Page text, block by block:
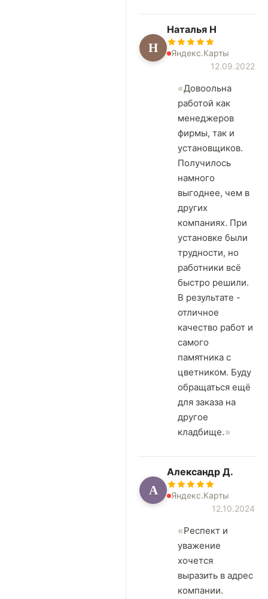
Н
Наталья Н
Яндекс.Карты
12.09.2022
Довоольна
работой как
менеджеров
фирмы, так и
установщиков.
Получилось
намного
выгоднее, чем в
других
компаниях. При
установке были
трудности, но
работники всё
быстро решили.
В результате -
отличное
качество работ и
самого
памятника с
цветником. Буду
обращаться ещё
для заказа на
другое
кладбище.
А
Александр Д.
Яндекс.Карты
12.10.2024
Респект и
уважение
хочется
выразить в адрес
компании.